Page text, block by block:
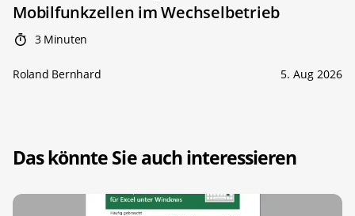
Mobilfunkzellen im Wechselbetrieb
3 Minuten
Roland Bernhard 5. Aug 2026
Das könnte Sie auch interessieren